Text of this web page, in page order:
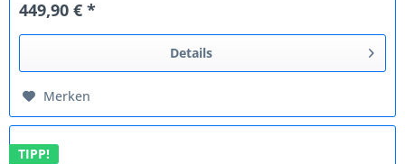
449,90 € *
Details
Merken
TIPP!